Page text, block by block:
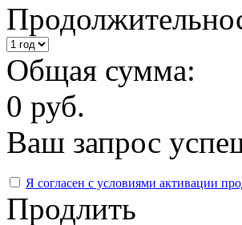
Общая сумма:
0 руб.
Ваш запрос
Я согласен с условиями активации
Продлить